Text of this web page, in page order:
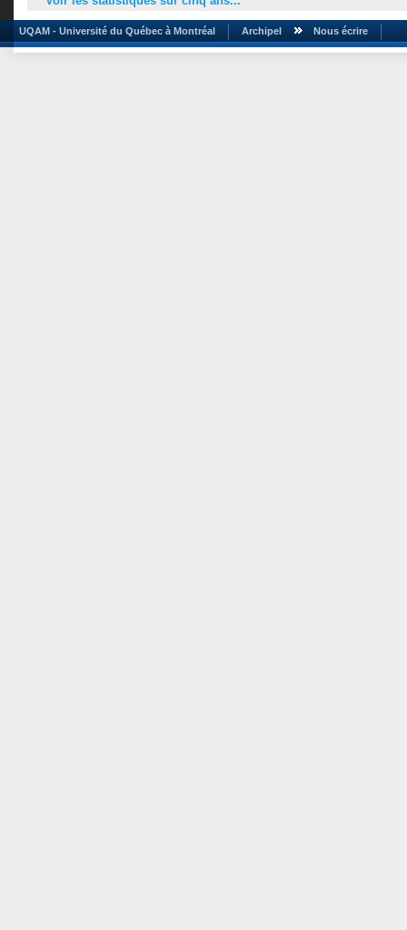
UQAM - Université du Québec à Montréal Archipel Nous écrire